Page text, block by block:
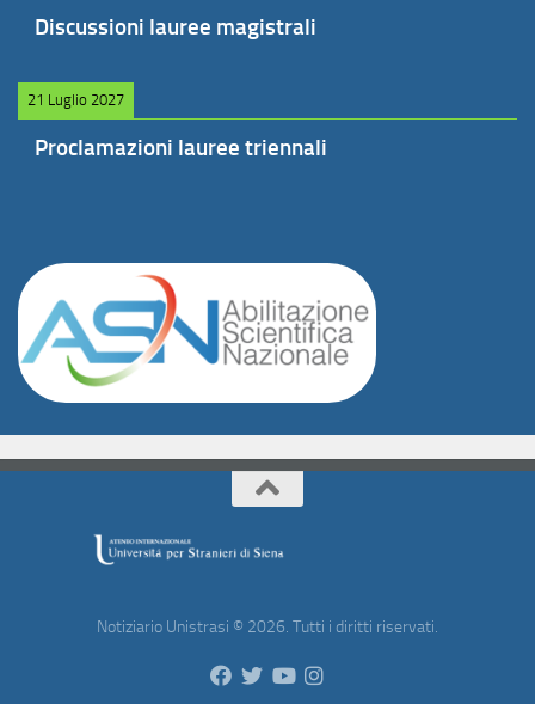
Discussioni lauree magistrali
21 Luglio 2027
Proclamazioni lauree triennali
Notiziario Unistrasi © 2026. Tutti i diritti riservati.